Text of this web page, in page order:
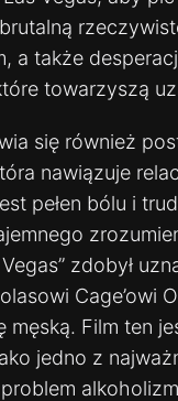
a także
towarzyszą
się również
nawiązuje
pełen bólu i
zdobył
Cage’owi
męską. Film ten
jedno z